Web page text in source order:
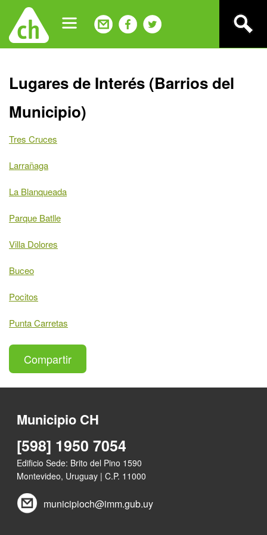
navigation
Back
to
top
Lugares de Interés (Barrios del
Municipio)
Tres Cruces
Larrañaga
La Blanqueada
Parque Batlle
Villa Dolores
Buceo
Pocitos
Punta Carretas
Compartir
Municipio CH
[598] 1950 7054
Edificio Sede: Brito del Pino 1590
Montevideo, Uruguay | C.P. 11000
municipioch@imm.gub.uy